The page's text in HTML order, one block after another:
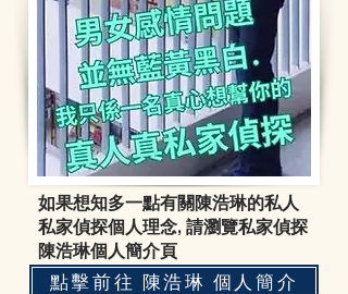
全。6) Google商家資訊已驗
證。
陳浩琳也會直接向你全程付責. 由跟
你商談, 到實地行動, 都會親力親為,
直接向你匯報所有事情.
如果想知多一點有關陳浩琳的私人
私家偵探個人理念, 請瀏覽私家偵探
陳浩琳個人簡介頁
點擊前往 陳浩琳 個人簡介